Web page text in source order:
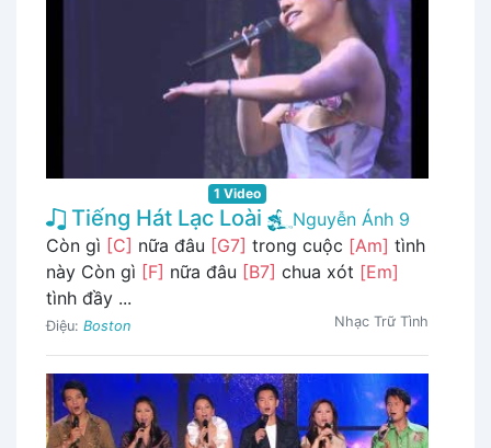
1 Video
Tiếng Hát Lạc Loài
Nguyễn Ánh 9
Còn gì [C] nữa đâu [G7] trong cuộc [Am] tình
này Còn gì [F] nữa đâu [B7] chua xót [Em]
tình đầy ...
Điệu: Boston Nhạc Trữ Tình